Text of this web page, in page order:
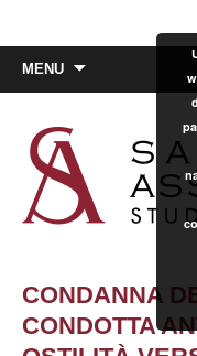
MENU
CONDANNA
CONDOTTA